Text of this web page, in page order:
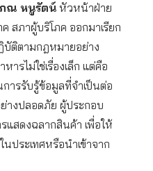
ณ หนูรัตน์ หัวหน้าฝ่าย
สภาผู้บริโภค ออกมาเรียก
บัติตามกฎหมายอย่าง
ารไม่ใช่เรื่องเล็ก แต่คือ
ารรับรู้ข้อมูลที่จำเป็นต่อ
างปลอดภัย ผู้ประกอบ
สดงฉลากสินค้า เพื่อให้
ประเทศหรือนำเข้าจาก